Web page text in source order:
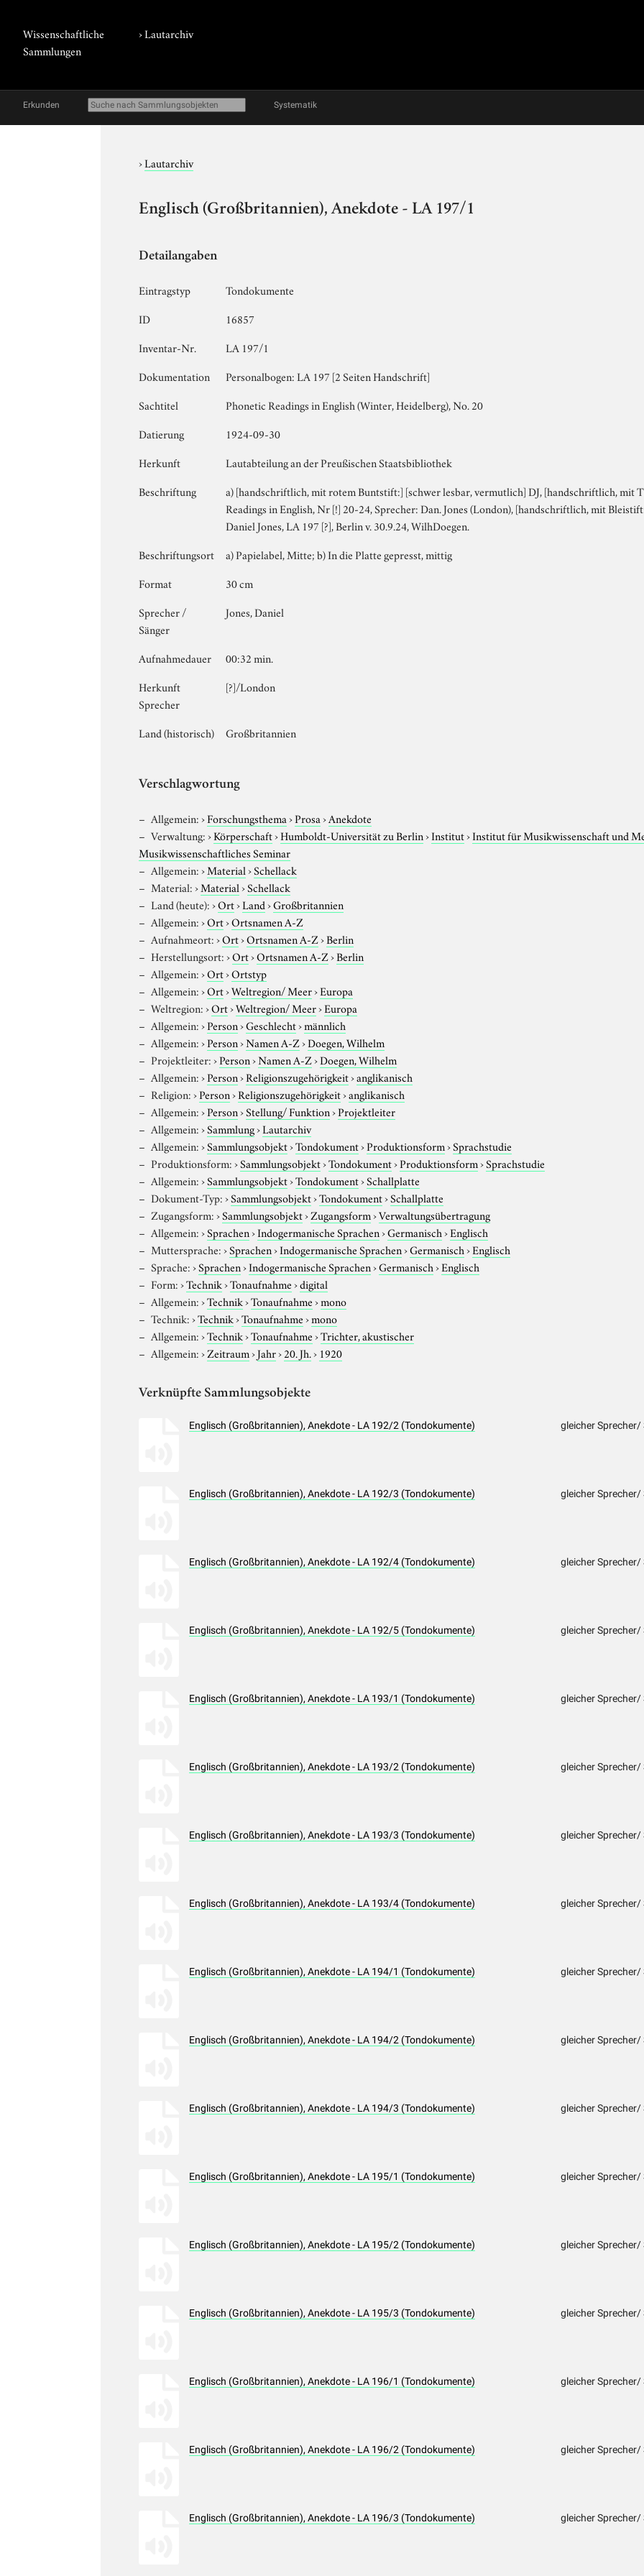
Wissenschaftliche
Sammlungen
›Lautarchiv
Erkunden Systematik
›Lautarchiv
Englisch (Großbritannien), Anekdote - LA 197/1
Detailangaben
Eintragstyp
Tondokumente
ID
16857
Inventar-Nr.
LA 197/1
Dokumentation
Personalbogen: LA 197 [2 Seiten Handschrift]
Sachtitel
Phonetic Readings in English (Winter, Heidelberg), No. 20
Datierung
1924-09-30
Herkunft
Lautabteilung an der Preußischen Staatsbibliothek
Beschriftung
a) [handschriftlich, mit rotem Buntstift:] [schwer lesbar, vermutlich] DJ, [handschriftlich, mit
Readings in English, Nr [!] 20-24, Sprecher: Dan. Jones (London), [handschriftlich, mit
Daniel Jones, LA 197 [?], Berlin v. 30.9.24, WilhDoegen.
Beschriftungsort
a) Papielabel, Mitte; b) In die Platte gepresst, mittig
Format
30 cm
Sprecher /
Sänger
Jones, Daniel
Aufnahmedauer
00:32 min.
Herkunft
Sprecher
[?]/London
Land (historisch) Großbritannien
Verschlagwortung
Allgemein:›Forschungsthema›Prosa›Anekdote
Verwaltung:›Körperschaft›Humboldt-Universität zu Berlin›Institut›Institut für Musikwissenschaft und
Musikwissenschaftliches Seminar
Allgemein:›Material›Schellack
Material:›Material›Schellack
Land (heute):›Ort›Land›Großbritannien
Allgemein:›Ort›Ortsnamen A-Z
Aufnahmeort:›Ort›Ortsnamen A-Z›Berlin
Herstellungsort:›Ort›Ortsnamen A-Z›Berlin
Allgemein:›Ort›Ortstyp
Allgemein:›Ort›Weltregion/ Meer›Europa
Weltregion:›Ort›Weltregion/ Meer›Europa
Allgemein:›Person›Geschlecht›männlich
Allgemein:›Person›Namen A-Z›Doegen, Wilhelm
Projektleiter:›Person›Namen A-Z›Doegen, Wilhelm
Allgemein:›Person›Religionszugehörigkeit›anglikanisch
Religion:›Person›Religionszugehörigkeit›anglikanisch
Allgemein:›Person›Stellung/ Funktion›Projektleiter
Allgemein:›Sammlung›Lautarchiv
Allgemein:›Sammlungsobjekt›Tondokument›Produktionsform›Sprachstudie
Produktionsform:›Sammlungsobjekt›Tondokument›Produktionsform›Sprachstudie
Allgemein:›Sammlungsobjekt›Tondokument›Schallplatte
Dokument-Typ:›Sammlungsobjekt›Tondokument›Schallplatte
Zugangsform:›Sammlungsobjekt›Zugangsform›Verwaltungsübertragung
Allgemein:›Sprachen›Indogermanische Sprachen›Germanisch›Englisch
Muttersprache:›Sprachen›Indogermanische Sprachen›Germanisch›Englisch
Sprache:›Sprachen›Indogermanische Sprachen›Germanisch›Englisch
Form:›Technik›Tonaufnahme›digital
Allgemein:›Technik›Tonaufnahme›mono
Technik:›Technik›Tonaufnahme›mono
Allgemein:›Technik›Tonaufnahme›Trichter, akustischer
Allgemein:›Zeitraum›Jahr›20. Jh.› 1920
Verknüpfte Sammlungsobjekte
Englisch (Großbritannien), Anekdote - LA 192/2 (Tondokumente) gleicher Sprecher/
Englisch (Großbritannien), Anekdote - LA 192/3 (Tondokumente) gleicher Sprecher/
Englisch (Großbritannien), Anekdote - LA 192/4 (Tondokumente) gleicher Sprecher/
Englisch (Großbritannien), Anekdote - LA 192/5 (Tondokumente) gleicher Sprecher/
Englisch (Großbritannien), Anekdote - LA 193/1 (Tondokumente) gleicher Sprecher/
Englisch (Großbritannien), Anekdote - LA 193/2 (Tondokumente) gleicher Sprecher/
Englisch (Großbritannien), Anekdote - LA 193/3 (Tondokumente) gleicher Sprecher/
Englisch (Großbritannien), Anekdote - LA 193/4 (Tondokumente) gleicher Sprecher/
Englisch (Großbritannien), Anekdote - LA 194/1 (Tondokumente) gleicher Sprecher/
Englisch (Großbritannien), Anekdote - LA 194/2 (Tondokumente) gleicher Sprecher/
Englisch (Großbritannien), Anekdote - LA 194/3 (Tondokumente) gleicher Sprecher/
Englisch (Großbritannien), Anekdote - LA 195/1 (Tondokumente) gleicher Sprecher/
Englisch (Großbritannien), Anekdote - LA 195/2 (Tondokumente) gleicher Sprecher/
Englisch (Großbritannien), Anekdote - LA 195/3 (Tondokumente) gleicher Sprecher/
Englisch (Großbritannien), Anekdote - LA 196/1 (Tondokumente) gleicher Sprecher/
Englisch (Großbritannien), Anekdote - LA 196/2 (Tondokumente) gleicher Sprecher/
Englisch (Großbritannien), Anekdote - LA 196/3 (Tondokumente) gleicher Sprecher/